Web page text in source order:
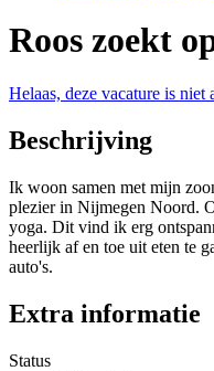
Roos zoekt
Helaas, deze vacature is niet
Beschrijving
Ik woon samen met mijn
plezier in Nijmegen Noord.
yoga. Dit vind ik erg
heerlijk af en toe uit eten te
auto's.
Extra informatie
Status